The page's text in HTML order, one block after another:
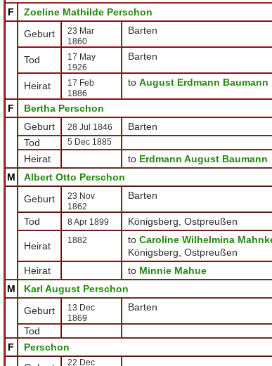
F
Zoeline Mathilde Perschon
Geburt
23 Mar
1860
Barten
Tod
17 May
1926
Barten
Heirat
17 Feb
1886
to August Erdmann Baumann
F
Bertha Perschon
Geburt
28 Jul 1846
Barten
Tod
5 Dec 1885
Heirat to Erdmann August Baumann
M
Albert Otto Perschon
Geburt
23 Nov
1862
Barten
Tod 8 Apr 1899 Königsberg, Ostpreußen
Heirat
1882 to Caroline Wilhelmina
Königsberg, Ostpreußen
Heirat
to Minnie Mahue
M
Karl August Perschon
Geburt
13 Dec
1869
Barten
Tod
F
Perschon
22 Dec